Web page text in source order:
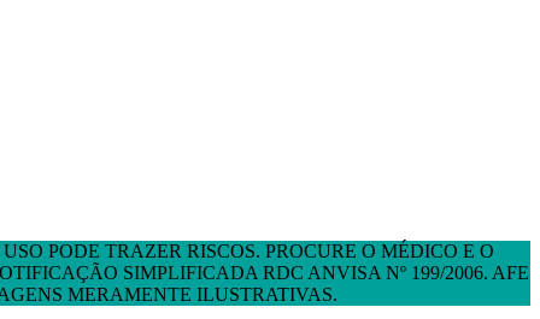
PODE TRAZER RISCOS. PROCURE O MÉDICO E O
SIMPLIFICADA RDC ANVISA Nº 199/2006. AFE
MERAMENTE ILUSTRATIVAS.